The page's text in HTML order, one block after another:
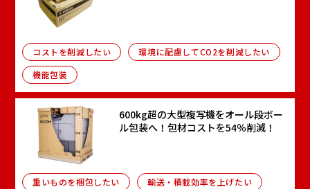
コストを削減したい
環境に配慮してCO2を削減したい
機能包装
重いものを梱包したい
輸送・積載効率を上げたい
600kg超の大型複写機をオール段ボー
ル包装へ！包材コストを54％削減！